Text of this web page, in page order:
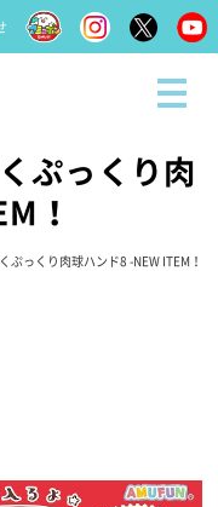
ぷっくり肉
！
っくり肉球ハンド8 -NEW ITEM！